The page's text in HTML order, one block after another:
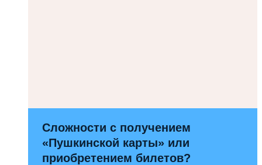
Сложности с получением
«Пушкинской карты» или
приобретением билетов?